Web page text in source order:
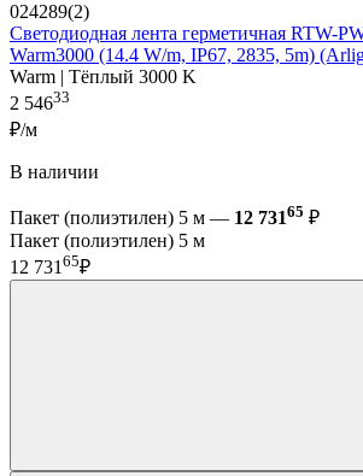
024289(2)
Светодиодная лента герметичная RTW-
Warm3000 (14.4 W/m, IP67, 2835, 5m)
Warm | Тёплый 3000 K
2 54633
₽/м
В наличии
Пакет (полиэтилен) 5 м — 12 73165 ₽
Пакет (полиэтилен) 5 м
12 73165₽